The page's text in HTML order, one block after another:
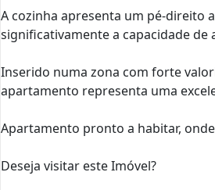
A cozinha apresenta um pé-direito
significativamente a capacidade de
Inserido numa zona com forte
apartamento representa uma
Apartamento pronto a habitar,
Deseja visitar este Imóvel?